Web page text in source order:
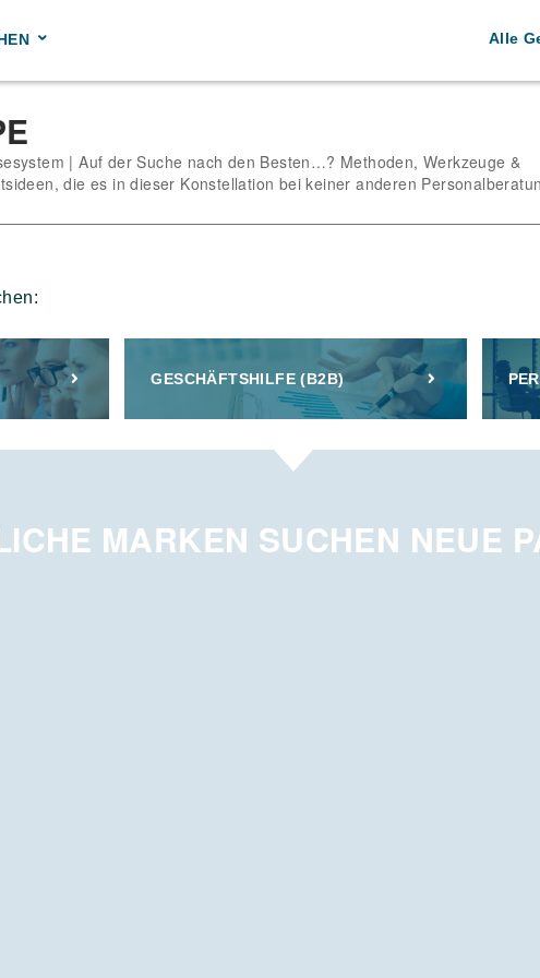
Alle
| Auf der Suche nach den Besten…? Methoden, Werkzeuge &
die es in dieser Konstellation bei keiner anderen
GESCHÄFTSHILFE (B2B)
MARKEN SUCHEN NEUE